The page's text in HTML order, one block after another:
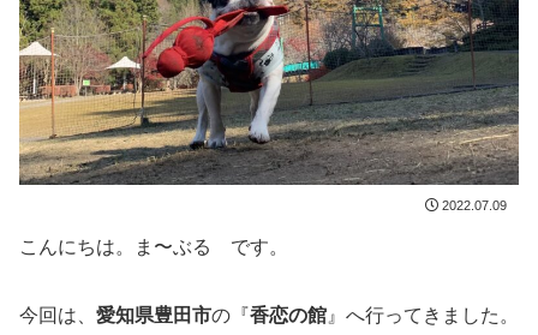
2022.07.09
こんにちは。ま〜ぶる です。
今回は、 愛知県豊田市の『香恋の館 』へ行ってきました。